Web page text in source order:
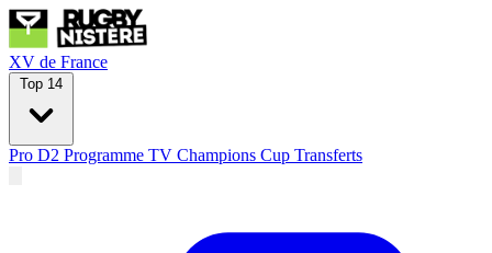
XV de France
Top 14
Pro D2 Programme TV Champions Cup Transferts